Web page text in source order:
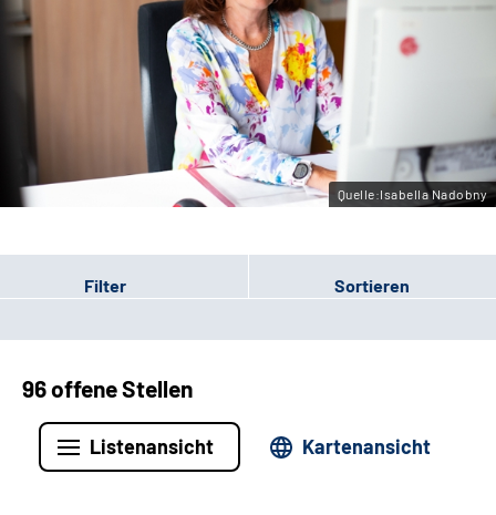
Erweiterte Suche
Gebärdensprache
Leichte Sprache
Quelle:Isabella Nadobny
Filter Sortieren
96 offene Stellen
Listenansicht Kartenansicht